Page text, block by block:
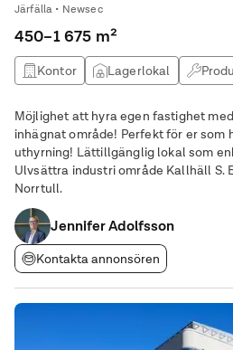
Järfälla • Newsec
450–1 675 m²
Kontor Lagerlokal
Möjlighet att hyra egen fastighet
inhägnat område! Perfekt för er som
uthyrning! Lättillgänglig lokal som
Ulvsättra industri område Kallhäll S.
Norrtull.
Jennifer Adolfsson
Kontakta annonsören